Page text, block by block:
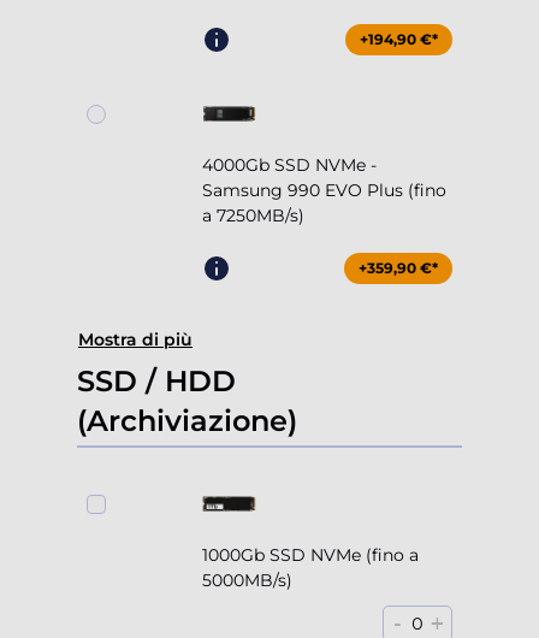
+194,90 €*
4000Gb SSD NVMe -
Samsung 990 EVO Plus (fino
a 7250MB/s)
+359,90 €*
Mostra di più
SSD / HDD
(Archiviazione)
1000Gb SSD NVMe (fino a
5000MB/s)
- 0 +